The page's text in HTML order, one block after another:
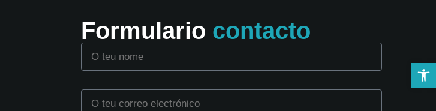
Formulario contacto
Abrir